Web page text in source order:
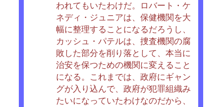
われてもいたわけだ。ロバート・ケ
ネディ・ジュニアは、保健機関を大
幅に整理することになるだろうし、
カッシュ・パテルは、捜査機関の腐
敗した部分を削り落として、本当に
治安を保つための機関に変えること
になる。これまでは、政府にギャン
グが入り込んで、政府が犯罪組織み
たいになっていたわけなのだから、